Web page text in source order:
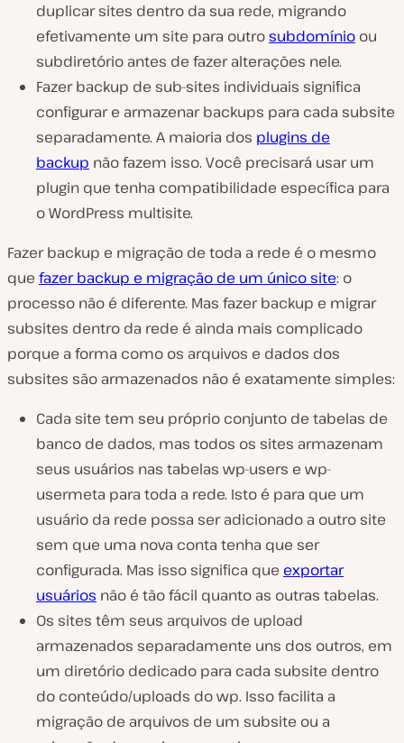
duplicar sites dentro da sua rede, migrando
efetivamente um site para outrosubdomínio ou
subdiretório antes de fazer alterações nele.
Fazer backup de sub-sites individuais significa
configurar e armazenar backups para cada subsite
separadamente. A maioria dos plugins de
backup não fazem isso. Você precisará usar um
plugin que tenha compatibilidade específica para
o WordPress multisite.
Fazer backup e migração de toda a rede é o mesmo
que fazer backup e migração de um único site: o
processo não é diferente. Mas fazer backup e migrar
subsites dentro da rede é ainda mais complicado
porque a forma como os arquivos e dados dos
subsites são armazenados não é exatamente simples:
Cada site tem seu próprio conjunto de tabelas de
banco de dados, mas todos os sites armazenam
seus usuários nas tabelas wp-users e wp-
usermeta para toda a rede. Isto é para que um
usuário da rede possa ser adicionado a outro site
sem que uma nova conta tenha que ser
configurada. Mas isso significa que exportar
usuários não é tão fácil quanto as outras tabelas.
Os sites têm seus arquivos de upload
armazenados separadamente uns dos outros, em
um diretório dedicado para cada subsite dentro
do conteúdo/uploads do wp. Isso facilita a
migração de arquivos de um subsite ou a